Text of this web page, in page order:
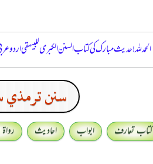
الحمدللہ! حدیث مبارک کی کتاب السنن الكبرى للبيهقي
سنن ترمذي
کتاب تعارف ابواب احادیث